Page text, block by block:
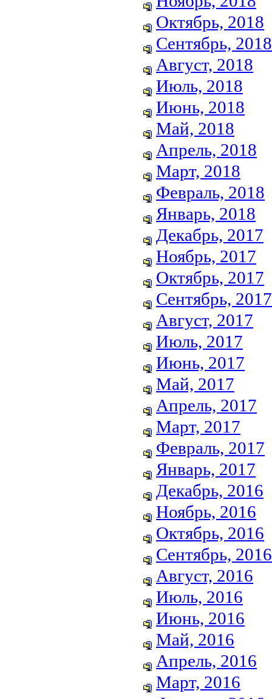
Октябрь, 2018
Сентябрь, 2018
Август, 2018
Июль, 2018
Июнь, 2018
Май, 2018
Апрель, 2018
Март, 2018
Февраль, 2018
Январь, 2018
Декабрь, 2017
Ноябрь, 2017
Октябрь, 2017
Сентябрь, 2017
Август, 2017
Июль, 2017
Июнь, 2017
Май, 2017
Апрель, 2017
Март, 2017
Февраль, 2017
Январь, 2017
Декабрь, 2016
Ноябрь, 2016
Октябрь, 2016
Сентябрь, 2016
Август, 2016
Июль, 2016
Июнь, 2016
Май, 2016
Апрель, 2016
Март, 2016